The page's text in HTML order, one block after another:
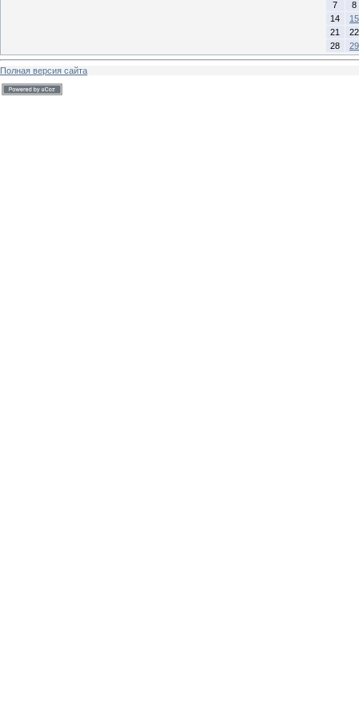
7
8
14
15
21
22
28
29
Полная версия сайта